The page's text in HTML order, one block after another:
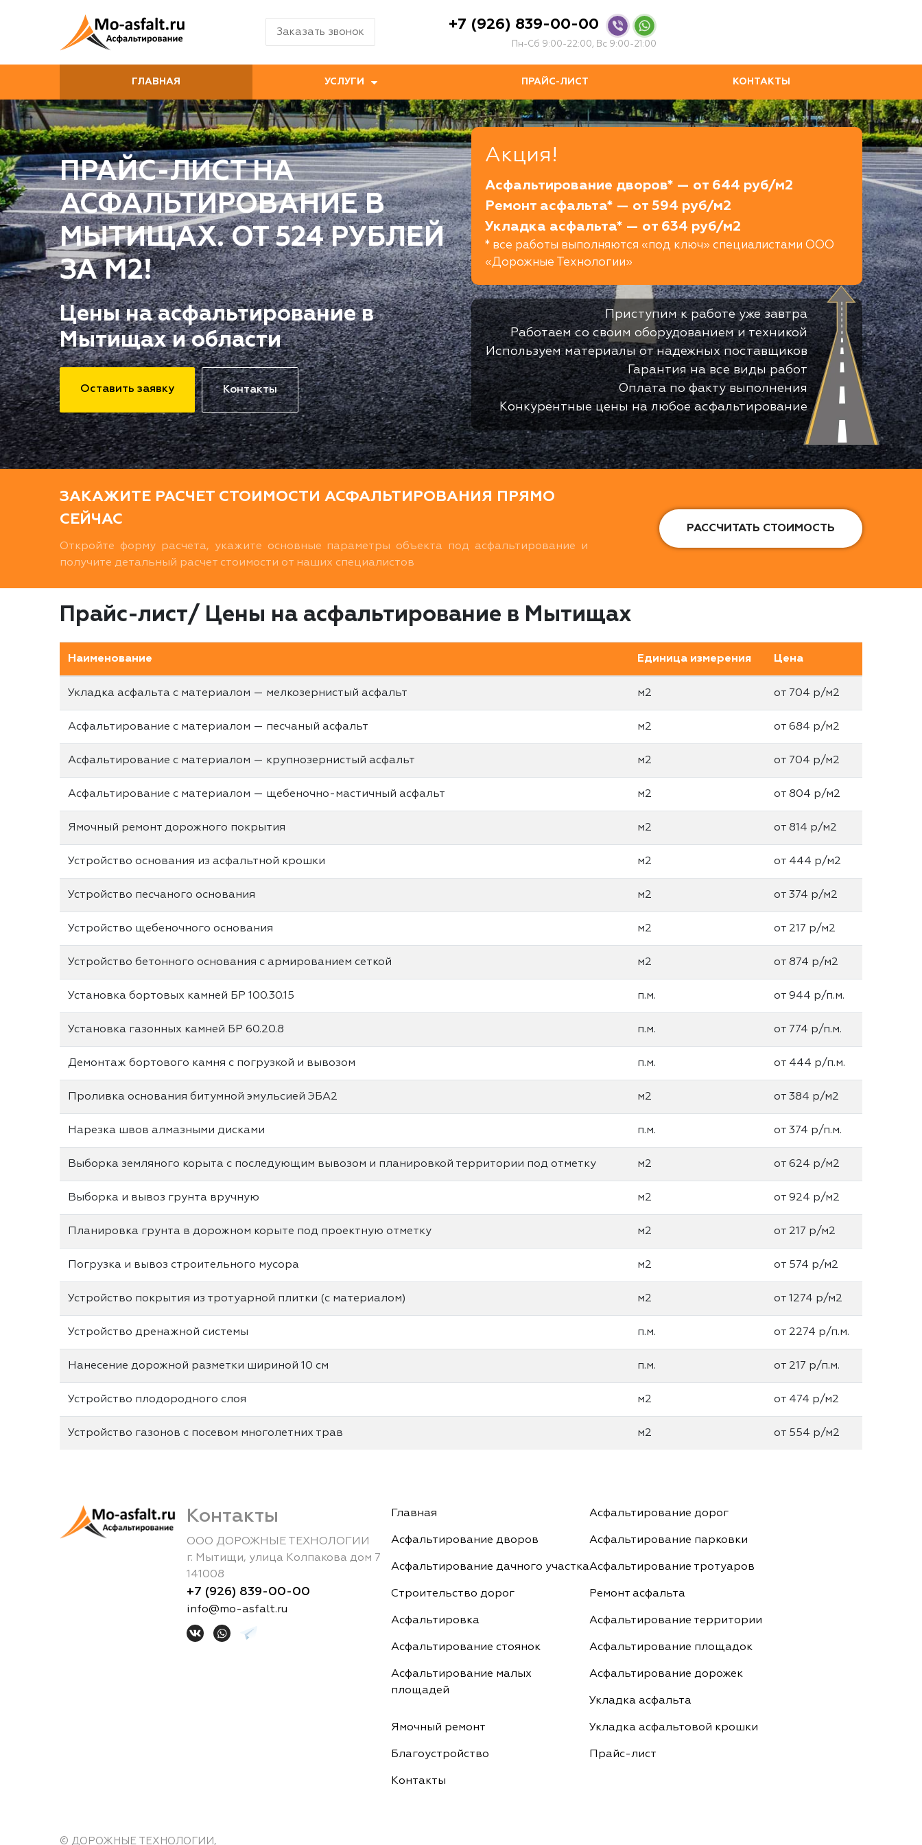
Заказать звонок +7 (926) 839-00-00
Пн-Сб 9:00-22:00, Вс 9:00-21:00
ГЛАВНАЯ УСЛУГИ ПРАЙС-ЛИСТ КОНТАКТЫ
ПРАЙС-ЛИСТ НА
АСФАЛЬТИРОВАНИЕ В
МЫТИЩАХ. ОТ 524 РУБЛЕЙ
ЗА М2!
Цены на асфальтирование в
Мытищах и области
Оставить заявку Контакты
Акция!
Асфальтирование дворов* — от 644 руб/м2
Ремонт асфальта* — от 594 руб/м2
Укладка асфальта* — от 634 руб/м2
* все работы выполняются «под ключ» специалистами ООО
«Дорожные Технологии»
Приступим к работе уже завтра
Работаем со своим оборудованием и техникой
Используем материалы от надежных поставщиков
Гарантия на все виды работ
Оплата по факту выполнения
Конкурентные цены на любое асфальтирование
ЗАКАЖИТЕ РАСЧЕТ СТОИМОСТИ АСФАЛЬТИРОВАНИЯ ПРЯМО
СЕЙЧАС
Откройте форму расчета, укажите основные параметры объекта под асфальтирование и
получите детальный расчет стоимости от наших специалистов
РАССЧИТАТЬ СТОИМОСТЬ
Прайс-лист/ Цены на асфальтирование в Мытищах
Наименование Единица измерения Цена
Укладка асфальта с материалом — мелкозернистый асфальт м2 от 704 р/м2
Асфальтирование с материалом — песчаный асфальт м2 от 684 р/м2
Асфальтирование с материалом — крупнозернистый асфальт м2 от 704 р/м2
Асфальтирование с материалом — щебеночно-мастичный асфальт м2 от 804 р/м2
Ямочный ремонт дорожного покрытия м2 от 814 р/м2
Устройство основания из асфальтной крошки м2 от 444 р/м2
Устройство песчаного основания м2 от 374 р/м2
Устройство щебеночного основания м2 от 217 р/м2
Устройство бетонного основания с армированием сеткой м2 от 874 р/м2
Установка бортовых камней БР 100.30.15 п.м. от 944 р/п.м.
Установка газонных камней БР 60.20.8 п.м. от 774 р/п.м.
Демонтаж бортового камня с погрузкой и вывозом п.м. от 444 р/п.м.
Проливка основания битумной эмульсией ЭБА2 м2 от 384 р/м2
Нарезка швов алмазными дисками п.м. от 374 р/п.м.
Выборка земляного корыта с последующим вывозом и планировкой территории под отметку м2 от 624 р/м2
Выборка и вывоз грунта вручную м2 от 924 р/м2
Планировка грунта в дорожном корыте под проектную отметку м2 от 217 р/м2
Погрузка и вывоз строительного мусора м2 от 574 р/м2
Устройство покрытия из тротуарной плитки (с материалом) м2 от 1274 р/м2
Устройство дренажной системы п.м. от 2274 р/п.м.
Нанесение дорожной разметки шириной 10 см п.м. от 217 р/п.м.
Устройство плодородного слоя м2 от 474 р/м2
Устройство газонов с посевом многолетних трав м2 от 554 р/м2
Контакты
ООО ДОРОЖНЫЕ ТЕХНОЛОГИИ
г. Мытищи, улица Колпакова дом 7
141008
+7 (926) 839-00-00
info@mo-asfalt.ru
Главная Асфальтирование дорог
Асфальтирование дворов Асфальтирование парковки
Асфальтирование дачного участкаАсфальтирование тротуаров
Строительство дорог Ремонт асфальта
Асфальтировка Асфальтирование территории
Асфальтирование стоянок Асфальтирование площадок
Асфальтирование малых
площадей
Асфальтирование дорожек
Укладка асфальта
Ямочный ремонт Укладка асфальтовой крошки
Благоустройство Прайс-лист
Контакты
© ДОРОЖНЫЕ ТЕХНОЛОГИИ,